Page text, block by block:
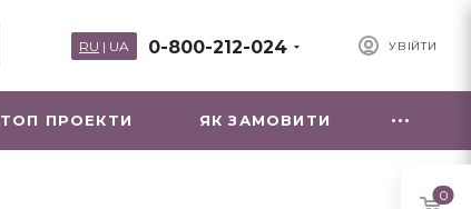
УВІЙТИ
0-800-212-024
RU | UA
ТОП ПРОЕКТИ ЯК ЗАМОВИТИ
0